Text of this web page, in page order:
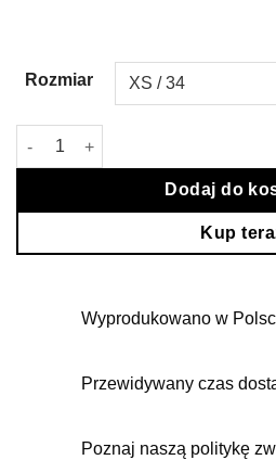
Rozmiar
ilość T-shirt Nina ecru
Dodaj do
Kup
Wyprodukowano w
Przewidywany czas
Poznaj naszą politykę